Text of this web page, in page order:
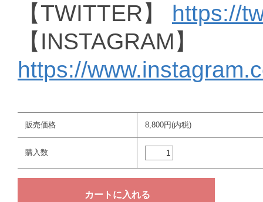
【TWITTER】 https://
【INSTAGRAM】
https://
販売価格 8,800円(内税)
購入数